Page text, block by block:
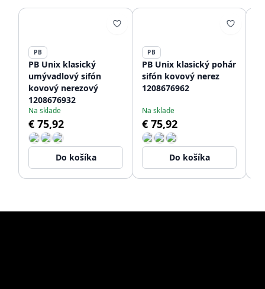
PB
PB Unix klasický
umývadlový sifón
kovový nerezový
1208676932
Na sklade
€ 75,92
Do košíka
PB
PB Unix klasický pohár
sifón kovový nerez
1208676962
Na sklade
€ 75,92
Do košíka